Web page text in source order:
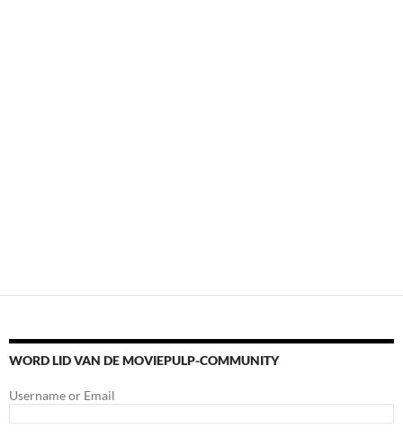
WORD LID VAN DE MOVIEPULP-COMMUNITY
Username or Email